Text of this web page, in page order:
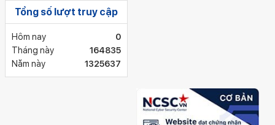
Tổng số lượt truy cập
Hôm nay
0
Tháng này
164835
Năm này
1325637